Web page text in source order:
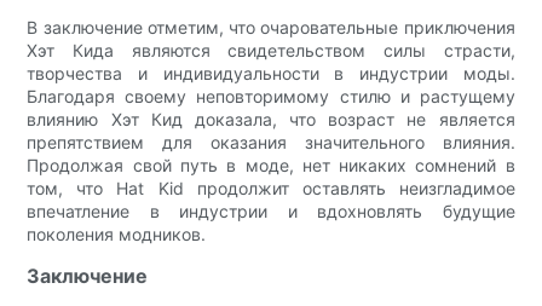
В заключение отметим, что очаровательные приключения
Хэт Кида являются свидетельством силы страсти,
творчества и индивидуальности в индустрии моды.
Благодаря своему неповторимому стилю и растущему
влиянию Хэт Кид доказала, что возраст не является
препятствием для оказания значительного влияния.
Продолжая свой путь в моде, нет никаких сомнений в
том, что Hat Kid продолжит оставлять неизгладимое
впечатление в индустрии и вдохновлять будущие
поколения модников.
Заключение